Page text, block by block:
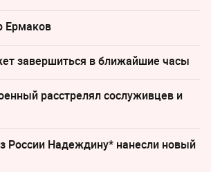
Ермаков
завершиться в ближайшие часы
расстрелял сослуживцев и
России Надеждину* нанесли новый